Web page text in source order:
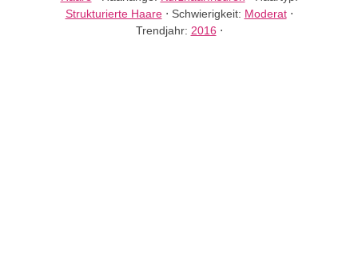
Strukturierte Haare⋅ Schwierigkeit: Moderat⋅
Trendjahr: 2016 ⋅